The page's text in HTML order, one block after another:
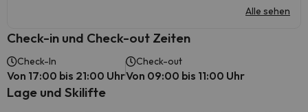
Alle sehen
Check-in und Check-out Zeiten
Check-In
Von 17:00 bis 21:00 Uhr
Check-out
Von 09:00 bis 11:00 Uhr
Lage und Skilifte